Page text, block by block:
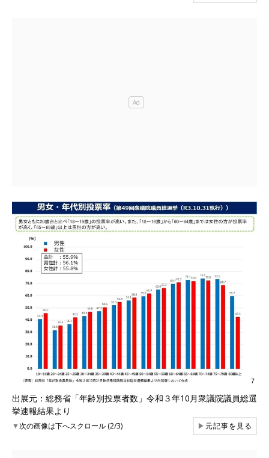
出展元：総務省「年齢別投票者数」令和３年10月衆議院議員総選
挙速報結果より
▼次の画像は下へスクロール (2/3) ▶元記事を見る